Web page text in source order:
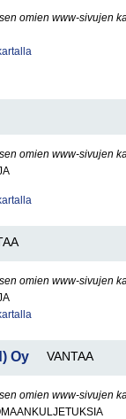
omien www-sivujen
omien www-sivujen
omien www-sivujen
Oy VANTAA
omien www-sivujen